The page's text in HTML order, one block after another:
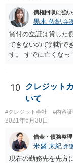
の内部事情は、私に
及ぼすものではあり
せることなく、誠意
く求めます。 以上
債権回収に強
黒木 佐紀 弁
貸付の立証は貸した
できないので判断で
す。 すでに亡くなっ
が難しくなります。
場合は、弁護士に相
10
クレジット
いて
#クレジット会社 #内容
2021年6月30日
借金・債務整
米盛 太紀 弁
現在の勤務先を先方